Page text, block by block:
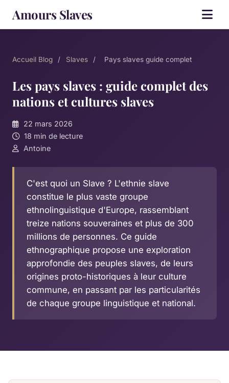
Amours Slaves
Accueil Blog / Slaves / Pays slaves guide complet
Les pays slaves : guide complet des
nations et cultures slaves
22 mars 2026
18 min de lecture
Antoine
C'est quoi un Slave ? L'ethnie slave
constitue le plus vaste groupe
ethnolinguistique d'Europe, rassemblant
treize nations souveraines et plus de 300
millions de personnes. Ce guide
ethnographique propose une exploration
approfondie des peuples slaves, de leurs
origines proto-historiques à leur culture
commune, en passant par les particularités
de chaque groupe linguistique et national.